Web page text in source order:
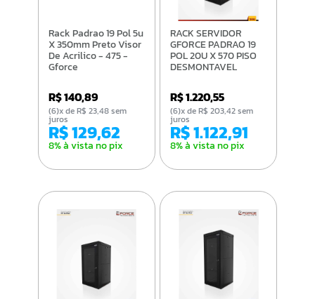
Rack Padrao 19 Pol 5u
X 350mm Preto Visor
De Acrilico - 475 -
Gforce
R$ 140,89
R$ 129,62
8% à vista no pix
(6)x de R$ 23,48 sem
juros
RACK SERVIDOR
GFORCE PADRAO 19
POL 20U X 570 PISO
DESMONTAVEL
PT
R$ 1.220,55
R$ 1.122,91
8% à vista no pix
(6)x de R$ 203,42 sem
juros